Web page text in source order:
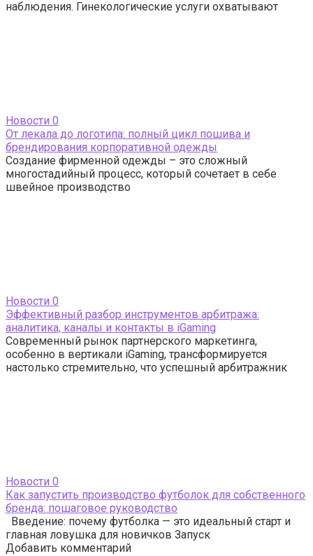
наблюдения. Гинекологические услуги охватывают
Новости 0
От лекала до логотипа: полный цикл пошива и
брендирования корпоративной одежды
Создание фирменной одежды – это сложный
многостадийный процесс, который сочетает в себе
швейное производство
Новости 0
Эффективный разбор инструментов арбитража:
аналитика, каналы и контакты в iGaming
Современный рынок партнерского маркетинга,
особенно в вертикали iGaming, трансформируется
настолько стремительно, что успешный арбитражник
Новости 0
Как запустить производство футболок для собственного
бренда: пошаговое руководство
Введение: почему футболка — это идеальный старт и
главная ловушка для новичков Запуск
Добавить комментарий